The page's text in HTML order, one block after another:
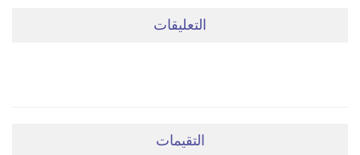
التعليقات
التقيمات